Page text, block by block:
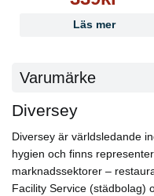
Läs mer
Varumärke
Diversey
Diversey är världsledande
hygien och finns
marknadssektorer –
Facility Service (städbolag)